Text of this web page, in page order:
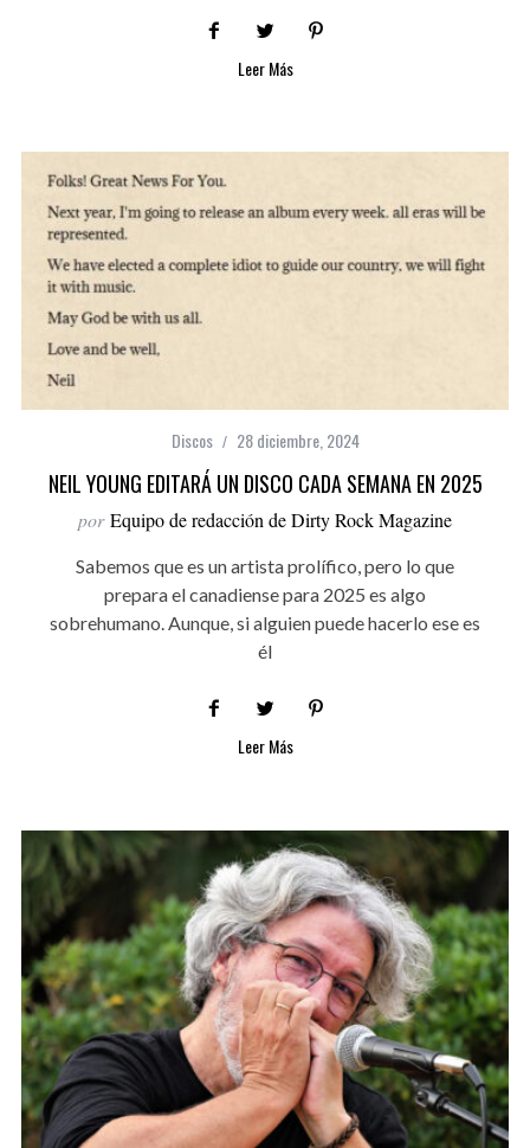
Leer Más
Discos 28 diciembre, 2024
NEIL YOUNG EDITARÁ UN DISCO CADA SEMANA EN 2025
por Equipo de redacción de Dirty Rock Magazine
Sabemos que es un artista prolífico, pero lo que
prepara el canadiense para 2025 es algo
sobrehumano. Aunque, si alguien puede hacerlo ese es
él
Leer Más